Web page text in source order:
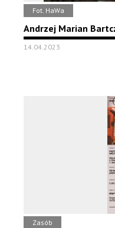
Fot. HaWa
Andrzej Marian
14.04.2023
Zasób